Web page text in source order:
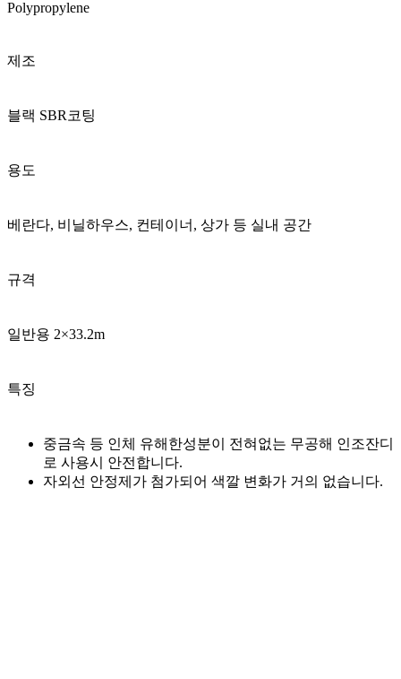
Polypropylene
제조
블랙 SBR코팅
용도
베란다, 비닐하우스, 컨테이너, 상가 등 실내 공간
규격
일반용 2×33.2m
특징
중금속 등 인체 유해한성분이 전혀없는 무공해 인조잔디
로 사용시 안전합니다.
자외선 안정제가 첨가되어 색깔 변화가 거의 없습니다.